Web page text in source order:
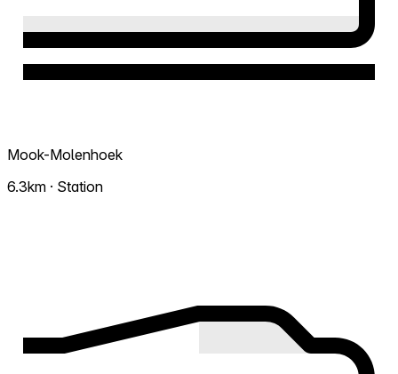
Mook-Molenhoek
6.3km · Station